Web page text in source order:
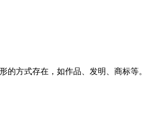
的方式存在，如作品、发明、商标等。